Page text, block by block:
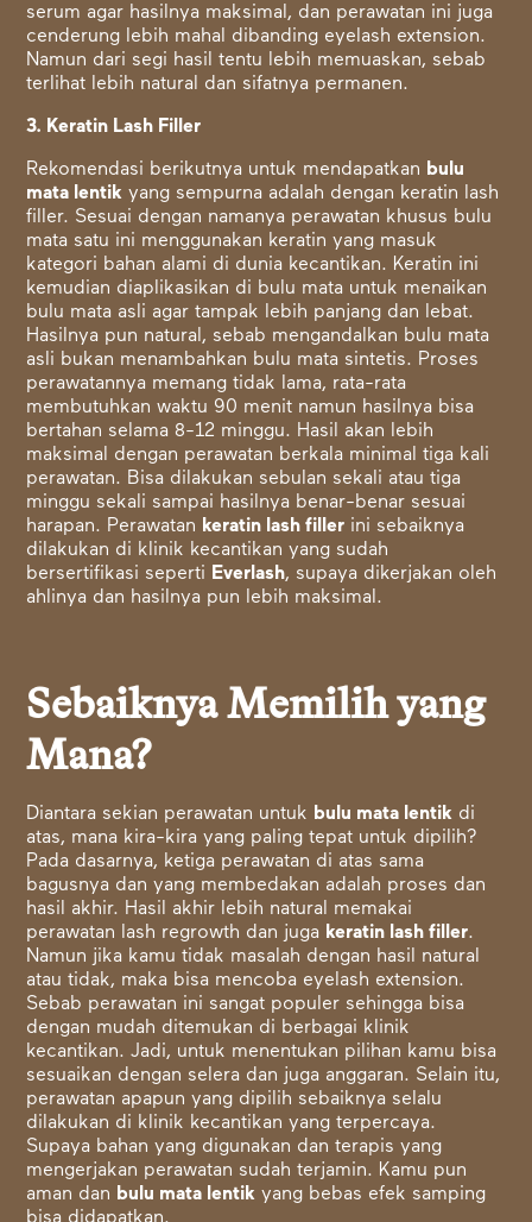
serum agar hasilnya maksimal, dan perawatan ini juga
cenderung lebih mahal dibanding eyelash extension.
Namun dari segi hasil tentu lebih memuaskan, sebab
terlihat lebih natural dan sifatnya permanen.
3. Keratin Lash Filler
Rekomendasi berikutnya untuk mendapatkan bulu
mata lentik yang sempurna adalah dengan keratin lash
filler. Sesuai dengan namanya perawatan khusus bulu
mata satu ini menggunakan keratin yang masuk
kategori bahan alami di dunia kecantikan. Keratin ini
kemudian diaplikasikan di bulu mata untuk menaikan
bulu mata asli agar tampak lebih panjang dan lebat.
Hasilnya pun natural, sebab mengandalkan bulu mata
asli bukan menambahkan bulu mata sintetis. Proses
perawatannya memang tidak lama, rata-rata
membutuhkan waktu 90 menit namun hasilnya bisa
bertahan selama 8-12 minggu. Hasil akan lebih
maksimal dengan perawatan berkala minimal tiga kali
perawatan. Bisa dilakukan sebulan sekali atau tiga
minggu sekali sampai hasilnya benar-benar sesuai
harapan. Perawatan keratin lash filler ini sebaiknya
dilakukan di klinik kecantikan yang sudah
bersertifikasi seperti Everlash, supaya dikerjakan oleh
ahlinya dan hasilnya pun lebih maksimal.
Sebaiknya Memilih yang
Mana?
Diantara sekian perawatan untuk bulu mata lentik di
atas, mana kira-kira yang paling tepat untuk dipilih?
Pada dasarnya, ketiga perawatan di atas sama
bagusnya dan yang membedakan adalah proses dan
hasil akhir. Hasil akhir lebih natural memakai
perawatan lash regrowth dan juga keratin lash filler.
Namun jika kamu tidak masalah dengan hasil natural
atau tidak, maka bisa mencoba eyelash extension.
Sebab perawatan ini sangat populer sehingga bisa
dengan mudah ditemukan di berbagai klinik
kecantikan. Jadi, untuk menentukan pilihan kamu bisa
sesuaikan dengan selera dan juga anggaran. Selain itu,
perawatan apapun yang dipilih sebaiknya selalu
dilakukan di klinik kecantikan yang terpercaya.
Supaya bahan yang digunakan dan terapis yang
mengerjakan perawatan sudah terjamin. Kamu pun
aman dan bulu mata lentik yang bebas efek samping